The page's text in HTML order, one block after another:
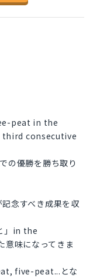
peat in the
consecutive
の優勝を勝ち取り
念すべき成果を収
」in the
味になってきま
five-peat...とな